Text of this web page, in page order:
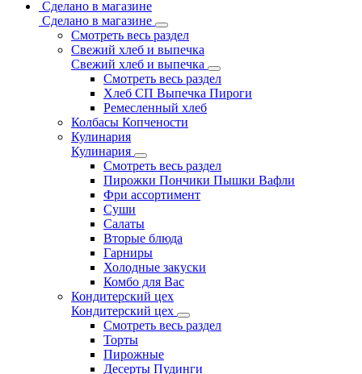
Сделано в магазине
Сделано в магазине
Смотреть весь раздел
Свежий хлеб и выпечка
Свежий хлеб и выпечка
Смотреть весь раздел
Хлеб СП Выпечка Пироги
Ремесленный хлеб
Колбасы Копчености
Кулинария
Кулинария
Смотреть весь раздел
Пирожки Пончики Пышки Вафли
Фри ассортимент
Суши
Салаты
Вторые блюда
Гарниры
Холодные закуски
Комбо для Вас
Кондитерский цех
Кондитерский цех
Смотреть весь раздел
Торты
Пирожные
Десерты Пудинги